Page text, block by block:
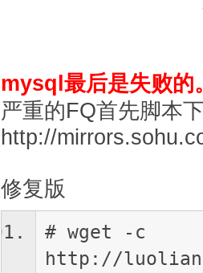
mysql最后是失败的
严重的FQ首先脚本
http://
修复版
# wget -c
http://